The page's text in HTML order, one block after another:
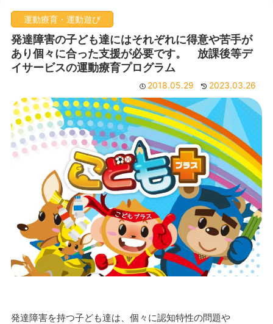
運動療育・運動遊び
発達障害の子ども達にはそれぞれに得意や苦手が
あり個々に合った支援が必要です。 放課後等デ
イサービスの運動療育プログラム
2018.05.29 2023.03.26
発達障害を持つ子ども達は、個々に認知特性の問題や